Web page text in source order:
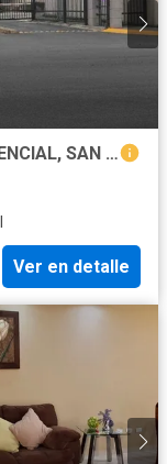
CASA EN RENTA, ALBATERRA RESIDENCIAL, SAN NICOLÁS. MONTERREY, NL
Ver en detalle